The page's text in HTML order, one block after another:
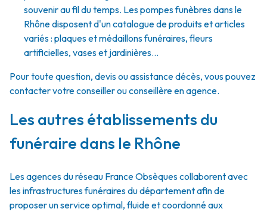
souvenir au fil du temps. Les pompes funèbres dans le
Rhône disposent d'un catalogue de produits et articles
variés : plaques et médaillons funéraires, fleurs
artificielles, vases et jardinières...
Pour toute question, devis ou assistance décès, vous pouvez
contacter votre conseiller ou conseillère en agence.
Les autres établissements du
funéraire dans le Rhône
Les agences du réseau France Obsèques collaborent avec
les infrastructures funéraires du département afin de
proposer un service optimal, fluide et coordonné aux